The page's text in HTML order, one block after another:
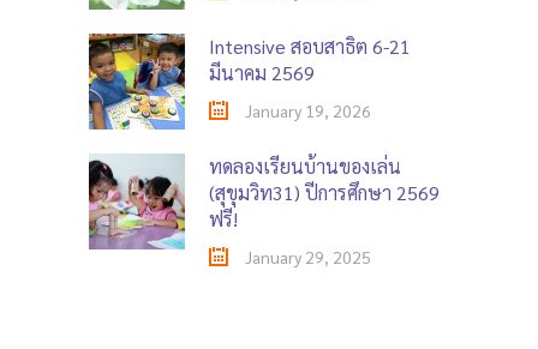
Intensive สอบสาธิต 6-21
มีนาคม 2569
January 19, 2026
ทดลองเรียนบ้านของเล่น
(สุขุมวิท31) ปีการศึกษา 2569
ฟรี!
January 29, 2025